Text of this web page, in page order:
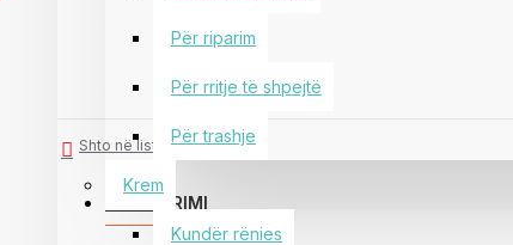
Për riparim
Për rritje të shpejtë
Për trashje
Krem
Kundër rënies
Shto në listën e dëshirave
PËRSHKRIMI